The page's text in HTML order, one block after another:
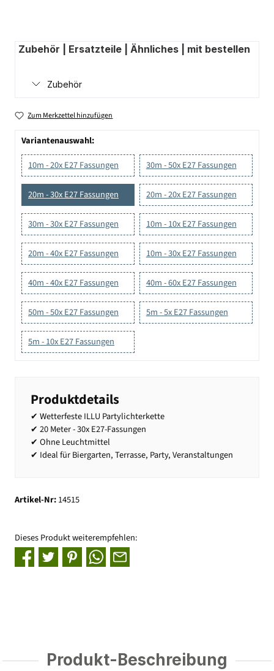
Zubehör | Ersatzteile | Ähnliches | mit bestellen
Zubehör
Zum Merkzettel hinzufügen
Variantenauswahl:
10m - 20x E27 Fassungen
30m - 50x E27 Fassungen
20m - 30x E27 Fassungen 20m - 20x E27 Fassungen
30m - 30x E27 Fassungen 10m - 10x E27 Fassungen
20m - 40x E27 Fassungen 10m - 30x E27 Fassungen
40m - 40x E27 Fassungen 40m - 60x E27 Fassungen
50m - 50x E27 Fassungen 5m - 5x E27 Fassungen
5m - 10x E27 Fassungen
Produktdetails
✔ Wetterfeste ILLU Partylichterkette
✔ 20 Meter - 30x E27-Fassungen
✔ Ohne Leuchtmittel
✔ Ideal für Biergarten, Terrasse, Party, Veranstaltungen
Artikel-Nr:14515
Dieses Produkt weiterempfehlen:
Produkt-Beschreibung